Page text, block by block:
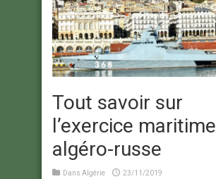
Tout savoir sur
l’exercice maritime
algéro-russe
Dans Algérie 23/11/2019